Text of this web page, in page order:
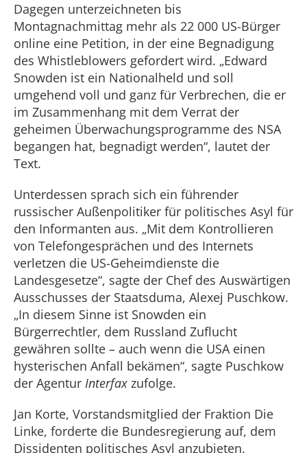
Dagegen unterzeichneten bis
Montagnachmittag mehr als 22 000 US-Bürger
online eine Petition, in der eine Begnadigung
des Whistleblowers gefordert wird. „Edward
Snowden ist ein Nationalheld und soll
umgehend voll und ganz für Verbrechen, die er
im Zusammenhang mit dem Verrat der
geheimen Überwachungsprogramme des NSA
begangen hat, begnadigt werden“, lautet der
Text.
Unterdessen sprach sich ein führender
russischer Außenpolitiker für politisches Asyl für
den Informanten aus. „Mit dem Kontrollieren
von Telefongesprächen und des Internets
verletzen die US-Geheimdienste die
Landesgesetze“, sagte der Chef des Auswärtigen
Ausschusses der Staatsduma, Alexej Puschkow.
„In diesem Sinne ist Snowden ein
Bürgerrechtler, dem Russland Zuflucht
gewähren sollte – auch wenn die USA einen
hysterischen Anfall bekämen“, sagte Puschkow
der Agentur Interfax zufolge.
Jan Korte, Vorstandsmitglied der Fraktion Die
Linke, forderte die Bundesregierung auf, dem
Dissidenten politisches Asyl anzubieten.